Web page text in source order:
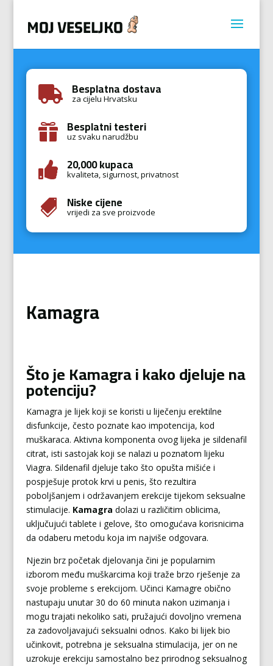
 Besplatna dostava
za cijelu Hrvatsku
 Besplatni testeri
uz svaku narudžbu
 20,000 kupaca
kvaliteta, sigurnost, privatnost
 Niske cijene
vrijedi za sve proizvode
Kamagra
Što je Kamagra i kako djeluje na
potenciju?
Kamagra je lijek koji se koristi u liječenju erektilne
disfunkcije, često poznate kao impotencija, kod
muškaraca. Aktivna komponenta ovog lijeka je sildenafil
citrat, isti sastojak koji se nalazi u poznatom lijeku
Viagra. Sildenafil djeluje tako što opušta mišiće i
pospješuje protok krvi u penis, što rezultira
poboljšanjem i održavanjem erekcije tijekom seksualne
stimulacije. Kamagra dolazi u različitim oblicima,
uključujući tablete i gelove, što omogućava korisnicima
da odaberu metodu koja im najviše odgovara.
Njezin brz početak djelovanja čini je popularnim
izborom među muškarcima koji traže brzo rješenje za
svoje probleme s erekcijom. Učinci Kamagre obično
nastupaju unutar 30 do 60 minuta nakon uzimanja i
mogu trajati nekoliko sati, pružajući dovoljno vremena
za zadovoljavajući seksualni odnos. Kako bi lijek bio
učinkovit, potrebna je seksualna stimulacija, jer on ne
uzrokuje erekciju samostalno bez prirodnog seksualnog